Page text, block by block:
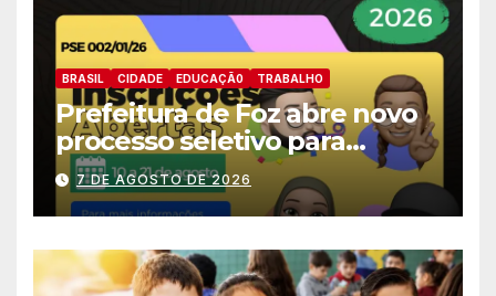
BRASIL CIDADE EDUCAÇÃ0 TRABALHO
Prefeitura de Foz abre novo
processo seletivo para
estagiários
7 DE AGOSTO DE 2026